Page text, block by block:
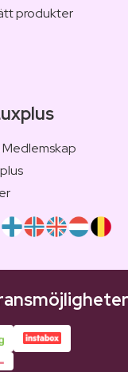
produkter